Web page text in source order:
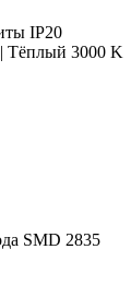
IP20
Тёплый 3000 K
SMD 2835